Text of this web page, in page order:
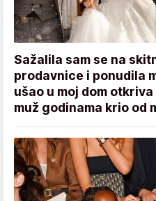
Sažalila sam se na
prodavnice i ponudila
ušao u moj dom
muž godinama krio od